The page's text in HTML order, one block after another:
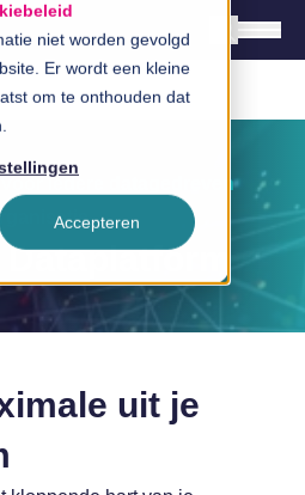
niet worden gevolgd
Er wordt een kleine
om te onthouden dat
Accepteren
voor iedere datagedreven
uit je